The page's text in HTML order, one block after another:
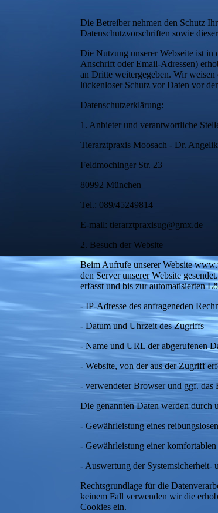
Die Betreiber nehmen den Schutz
Datenschutzvorschriften sowie
Die Nutzung unserer Webseite ist in
Anschrift oder Email-Adressen)
an Dritte weitergegeben. Wir
lückenloser Schutz vor Daten vor
Datenschutzerklärung:
1. Anbieter und verantwortliche
Tierarztpraxis Moosach - Dr.
Feldmochinger Str. 23
80992 München
Tel.: 089/45249814
E-mail: tierarztpraxisug@gmx.de
2. Besuch der Website
Beim Aufrufe unserer Website
den Server unserer Website
erfasst und bis zur automatisierten
- IP-Adresse des anfrageneden
- Datum und Uhrzeit des Zugriffs
- Name und URL der abgerufenen
- Website, von der aus der Zugriff
- verwendeter Browser und ggf. das
Die genannten Daten werden durch
- Gewährleistung eines
- Gewährleistung einer
- Auswertung der Systemsicherheit-
Rechtsgrundlage für die
keinem Fall verwenden wir die
Cookies ein.